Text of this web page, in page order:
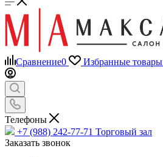
Сравнение0 Избранные товары
Телефоны
+7 (988) 242-77-71 Торговый зал
Заказать звонок